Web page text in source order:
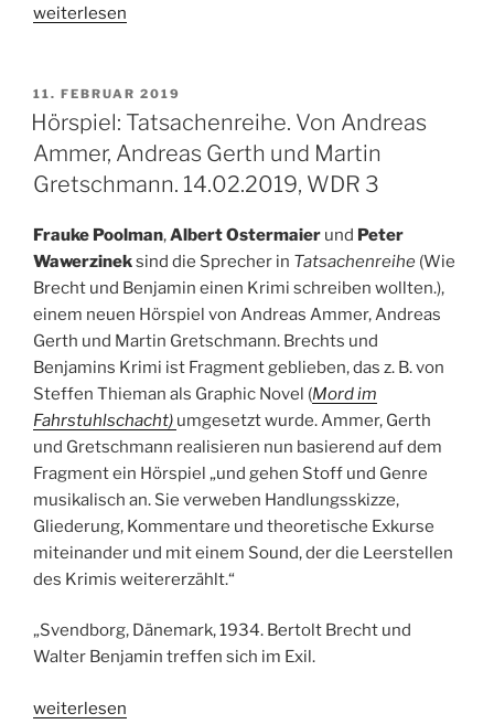
„Hörspiel:
Von
Stephan
Krass.
17.02.2019,
18.30
Uhr,
Dlf
Kultur“
weiterlesen
VERÖFFENTLICHT
AM
11. FEBRUAR 2019
Hörspiel: Tatsachenreihe. Von Andreas
Ammer, Andreas Gerth und Martin
Gretschmann. 14.02.2019, WDR 3
Frauke Poolman,Albert Ostermaier und Peter
Wawerzineksind die Sprecher in Tatsachenreihe (Wie
Brecht und Benjamin einen Krimi schreiben wollten.),
einem neuen Hörspiel von Andreas Ammer, Andreas
Gerth und Martin Gretschmann. Brechts und
Benjamins Krimi ist Fragment geblieben, das z. B. von
Steffen Thieman als Graphic Novel (Mord im
Fahrstuhlschacht) umgesetzt wurde. Ammer, Gerth
und Gretschmann realisieren nun basierend auf dem
Fragment ein Hörspiel „und gehen Stoff und Genre
musikalisch an. Sie verweben Handlungsskizze,
Gliederung, Kommentare und theoretische Exkurse
miteinander und mit einem Sound, der die Leerstellen
des Krimis weitererzählt.“
„Svendborg, Dänemark, 1934. Bertolt Brecht und
Walter Benjamin treffen sich im Exil.
„Hörspiel:
weiterlesen